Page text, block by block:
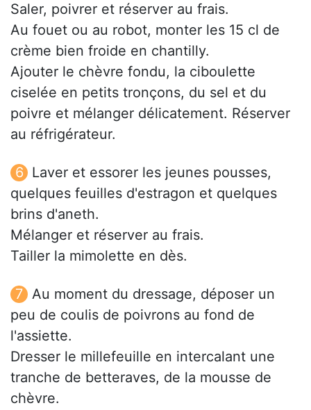
Saler, poivrer et réserver au frais.
Au fouet ou au robot, monter les 15 cl de
crème bien froide en chantilly.
Ajouter le chèvre fondu, la ciboulette
ciselée en petits tronçons, du sel et du
poivre et mélanger délicatement. Réserver
au réfrigérateur.
Laver et essorer les jeunes pousses,
quelques feuilles d'estragon et quelques
brins d'aneth.
Mélanger et réserver au frais.
Tailler la mimolette en dès.
Au moment du dressage, déposer un
peu de coulis de poivrons au fond de
l'assiette.
Dresser le millefeuille en intercalant une
tranche de betteraves, de la mousse de
chèvre.